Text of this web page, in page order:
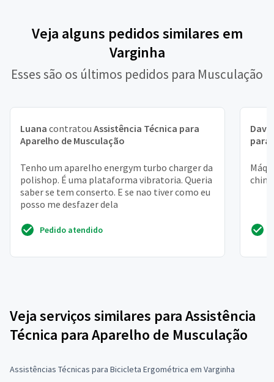
Veja alguns pedidos similares em
Varginha
Esses são os últimos pedidos para Musculação
Luana contratou Assistência Técnica para
Aparelho de Musculação
Tenho um aparelho energym turbo charger da
polishop. É uma plataforma vibratoria. Queria
saber se tem conserto. E se nao tiver como eu
posso me desfazer dela
Pedido atendido
Davi
para
Veja serviços similares para Assistência
Técnica para Aparelho de Musculação
Assistências Técnicas para Bicicleta Ergométrica em Varginha